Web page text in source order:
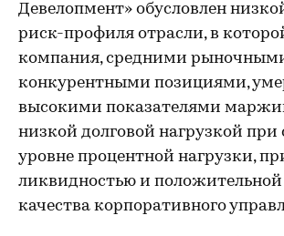
Девелопмент» обусловлен
риск-профиля отрасли, в
компания, средними
конкурентными позициями,
высокими показателями
низкой долговой нагрузкой при
уровне процентной нагрузки,
ликвидностью и
качества корпоративного